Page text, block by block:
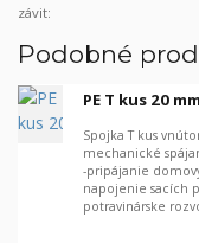
závit:
Podobné
PE T kus 20
Spojka T kus
mechanické
-pripájanie
napojenie sacích
potravinárske